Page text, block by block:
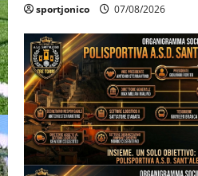
sportjonico 07/08/2026